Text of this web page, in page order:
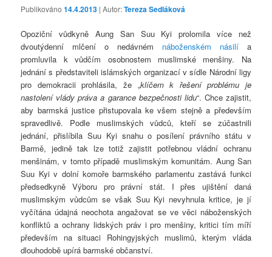
Publikováno14.4.2013 | Autor:Tereza Sedláková
Opoziční vůdkyně Aung San Suu Kyi prolomila více než
dvoutýdenní mlčení o nedávném náboženském násilía
promluvila k vůdčím osobnostem muslimské menšiny. Na
jednání s představiteli islámských organizací v sídle Národní ligy
pro demokracii prohlásila, že „klíčem k řešení problému je
nastolení vlády práva a garance bezpečnosti lidu“. Chce zajistit,
aby barmská justice přistupovala ke všem stejně a především
spravedlivě. Podle muslimských vůdců, kteří se zúčastnili
jednání, přislíbila Suu Kyi snahu o posílení právního státu v
Barmě, jedině tak lze totiž zajistit potřebnou vládní ochranu
menšinám, v tomto případě muslimským komunitám. Aung San
Suu Kyi v dolní komoře barmského parlamentu zastává funkci
předsedkyně Výboru pro právní stát. I přes ujištění daná
muslimským vůdcům se však Suu Kyi nevyhnula kritice, je jí
vyčítána údajná neochota angažovat se ve věci náboženských
konfliktů a ochrany lidských práv i pro menšiny, kritici tím míří
především na situaci Rohingyjských muslimů, kterým vláda
dlouhodobě upírá barmské občanství.